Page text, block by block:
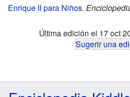
Enrique II para Niños.
Última edición el 17 oct
Sugerir una